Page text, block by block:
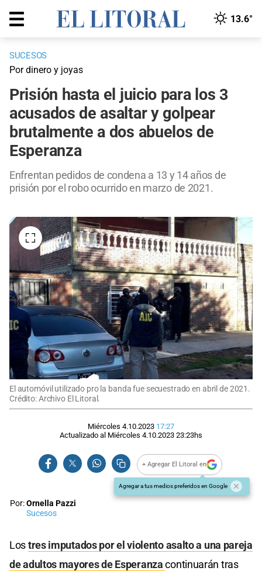
13.6°
SUCESOS
Por dinero y joyas
Prisión hasta el juicio para los 3
acusados de asaltar y golpear
brutalmente a dos abuelos de
Esperanza
Enfrentan pedidos de condena a 13 y 14 años de
prisión por el robo ocurrido en marzo de 2021.
El automóvil utilizado pro la banda fue secuestrado en abril de 2021.
Crédito: Archivo El Litoral.
Miércoles 4.10.2023 17:27
Actualizado al Miércoles 4.10.2023 23:23hs
+ Agregar El Litoral en
Agregar a tus medios preferidos en Google
Por:Ornella Pazzi
Sucesos
Lostres imputados por el violento asalto a una pareja
de adultos mayores de Esperanzacontinuarán tras